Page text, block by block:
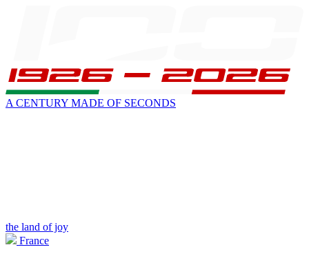
A CENTURY MADE OF SECONDS
the land of joy
France